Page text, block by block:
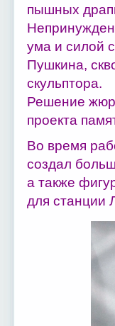
пышных
ума и силой
Пушкина,
скульптора.
Решение
проекта
Во время
создал
а также
для станции